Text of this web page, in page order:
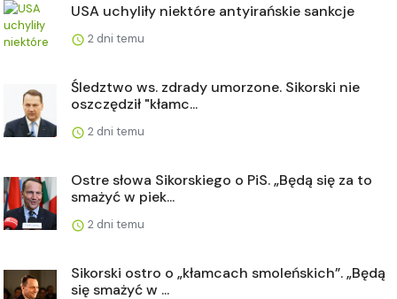
USA uchyliły niektóre antyirańskie sankcje
2 dni temu
Śledztwo ws. zdrady umorzone. Sikorski nie
oszczędził "kłamc...
2 dni temu
Ostre słowa Sikorskiego o PiS. „Będą się za to
smażyć w piek...
2 dni temu
Sikorski ostro o „kłamcach smoleńskich”. „Będą
się smażyć w ...